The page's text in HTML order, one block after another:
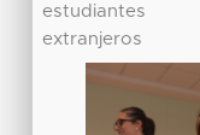
estudiantes
extranjeros